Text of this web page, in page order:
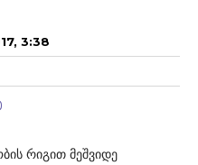
3:38
რიგით მეშვიდე